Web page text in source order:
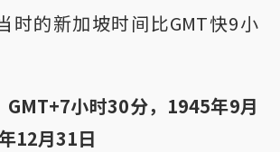
时的新加坡时间比GMT快9小
GMT+7小时30分，1945年9月
12月31日